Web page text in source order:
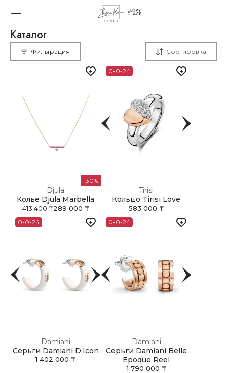
Каталог
Сортировка
Фильтрация
30
Djula
Колье Djula Marbella
413 400 ₸289 000 ₸
0-0-24
Tirisi
Кольцо Tirisi Love
583 000 ₸
0-0-24
Damiani
Серьги Damiani D.Icon
1 402 000 ₸
0-0-24
Damiani
Серьги Damiani Belle
Epoque Reel
1 790 000 ₸